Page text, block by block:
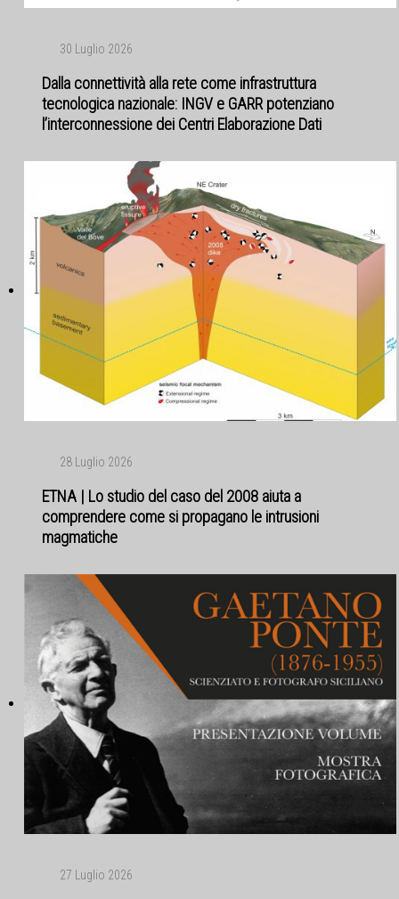
30 Luglio 2026
Dalla connettività alla rete come infrastruttura
tecnologica nazionale: INGV e GARR potenziano
l’interconnessione dei Centri Elaborazione Dati
28 Luglio 2026
ETNA | Lo studio del caso del 2008 aiuta a
comprendere come si propagano le intrusioni
magmatiche
27 Luglio 2026